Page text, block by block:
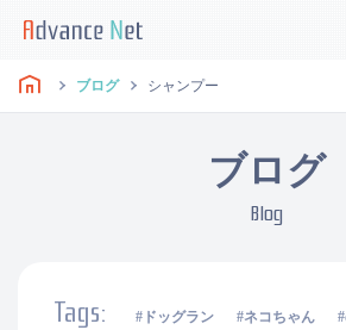
ブログ シャンプー
ブログ
Blog
Tags: ドッグラン ネコちゃん